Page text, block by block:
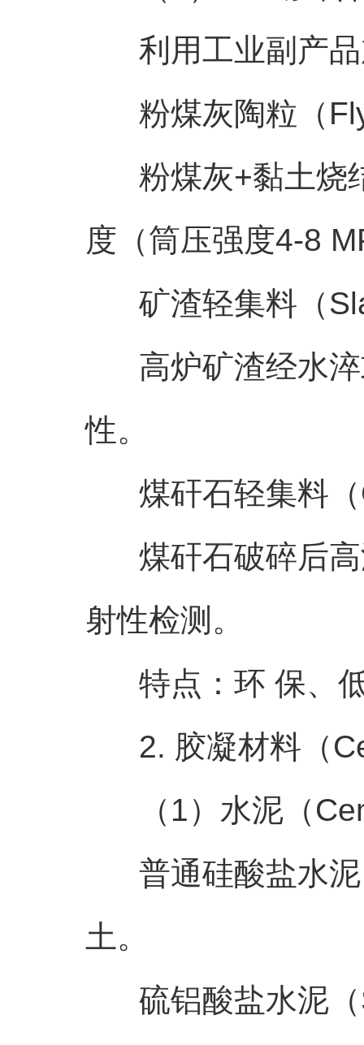
利用工业副产品
粉煤灰陶粒（
粉煤灰+黏土烧
度（筒压强度4-8
矿渣轻集料（
高炉矿渣经水淬
性。
煤矸石轻集料（
煤矸石破碎后高
射性检测。
特点：环 保、低
2. 胶凝材料（
（1）水泥（
普通硅酸盐水泥
土。
硫铝酸盐水泥（